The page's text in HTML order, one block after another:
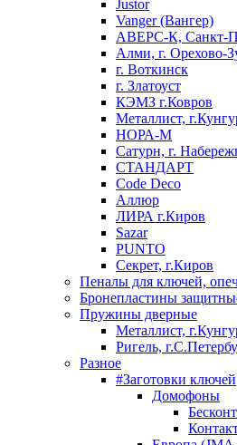
Justor
Vanger (Вангер)
АВЕРС-К, Санкт-
Алми, г. Орехово-
г. Воткинск
г. Златоуст
КЭМЗ г.Ковров
Металлист,
НОРА-М
Сатурн, г.
СТАНДАРТ
Code Deco
Аллюр
ЛИРА г.Киров
Sazar
PUNTO
Секрет, г.Киров
Пеналы для ключей,
Бронепластины
Пружины дверные
Металлист,
Ригель,
Разное
#Заготовки ключей
Домофоны